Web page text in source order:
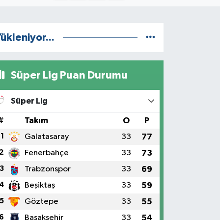
Süper Lig Puan Durumu
Süper Lig
Takım O P
1 Galatasaray 33 77
Fenerbahçe 33 73
3 Trabzonspor 33 69
Beşiktaş 33 59
5 Göztepe 33 55
Başakşehir 33 54